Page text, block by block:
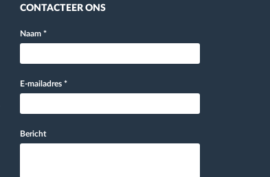
CONTACTEER ONS
Naam *
E-mailadres *
Bericht